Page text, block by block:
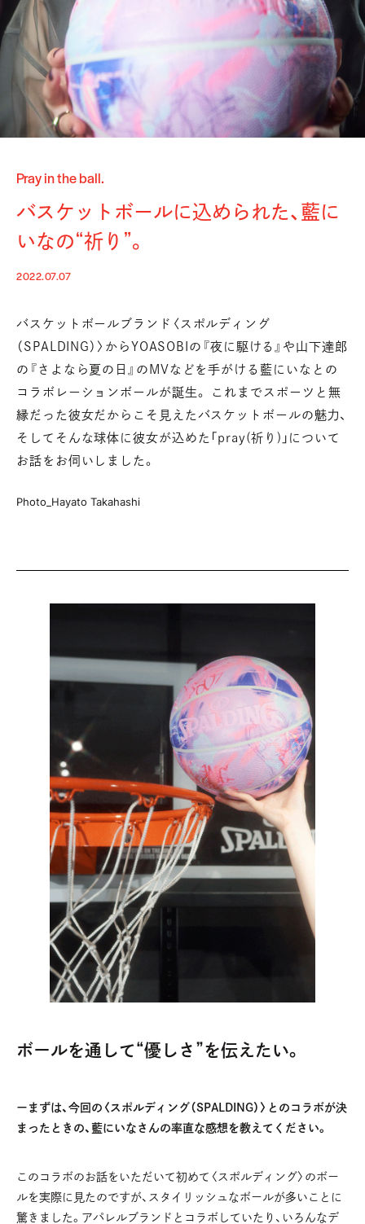
Pray in the ball.
バスケットボールに込められた、藍に
いなの“祈り”。
2022.07.07
バスケットボールブランド〈スポルディング
（SPALDING）〉から YOASOBIの『夜に駆ける』や山下達郎
の『さよなら夏の日』のMVなどを手がける 藍にいなとの
コラボレーションボールが誕生。
これまでスポーツと無
縁だった彼女だからこそ見えたバスケットボールの魅力、
そしてそんな球体に彼女が込めた「pray(祈り)」について
お話をお伺いしました。
Photo_Hayato Takahashi
ボールを通して“優しさ”を伝えたい。
ーまずは、今回の〈スポルディング（SPALDING）〉とのコラボが決
まったときの、藍にいなさんの率直な感想を教えてください。
このコラボのお話をいただいて初めて〈スポルディング〉のボー
ルを実際に見たのですが、スタイリッシュなボールが多いことに
驚きました。アパレルブランドとコラボしていたり、いろんなデ